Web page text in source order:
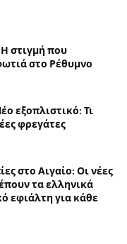
στιγμή που
στο Ρέθυμνο
εξοπλιστικό: Τι
φρεγάτες
στο Αιγαίο: Οι νέες
τα ελληνικά
εφιάλτη για κάθε